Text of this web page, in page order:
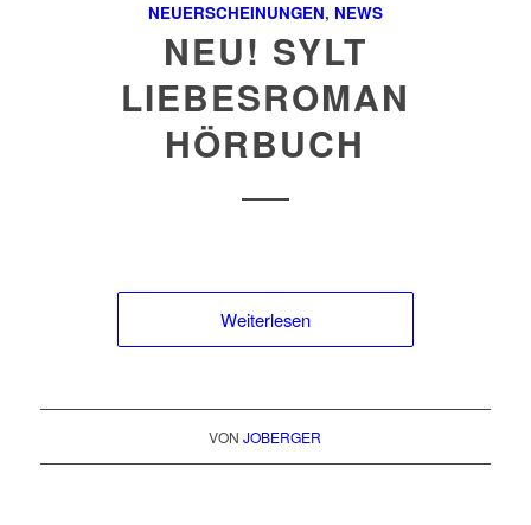
NEUERSCHEINUNGEN, NEWS
NEU! SYLT
LIEBESROMAN
HÖRBUCH
Weiterlesen
VONJOBERGER